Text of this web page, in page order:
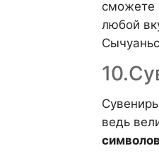
сможете
любой
ведь